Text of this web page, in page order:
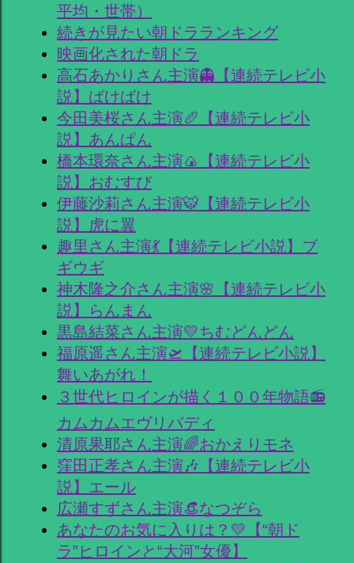
平均・世帯）
続きが見たい朝ドラランキング
映画化された朝ドラ
高石あかりさん主演👻【連続テレビ小
説】ばけばけ
今田美桜さん主演🥖【連続テレビ小
説】あんぱん
橋本環奈さん主演🍙【連続テレビ小
説】おむすび
伊藤沙莉さん主演🐯【連続テレビ小
説】虎に翼
趣里さん主演💃【連続テレビ小説】ブ
ギウギ
神木隆之介さん主演🌸【連続テレビ小
説】らんまん
黒島結菜さん主演💛ちむどんどん
福原遥さん主演🛫【連続テレビ小説】
舞いあがれ！
３世代ヒロインが描く１００年物語📻
カムカムエヴリバディ
清原果耶さん主演🌈おかえりモネ
窪田正孝さん主演🎶【連続テレビ小
説】エール
広瀬すずさん主演👒なつぞら
あなたのお気に入りは？💛【“朝ド
ラ”ヒロインと“大河”女優】